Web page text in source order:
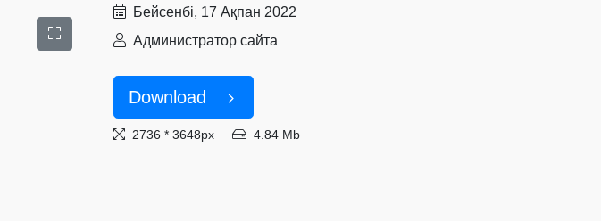
Бейсенбі, 17 Ақпан 2022
Администратор сайта
Download
2736 * 3648px 4.84 Mb